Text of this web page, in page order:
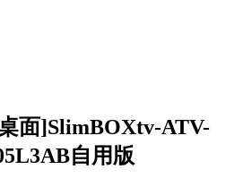
面]SlimBOXtv-ATV-
自用版